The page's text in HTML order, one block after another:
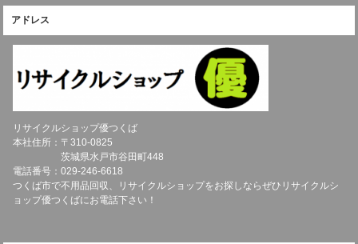
アドレス
リサイクルショップ優つくば
本社住所：〒310-0825
茨城県水戸市谷田町448
電話番号：029-246-6618
つくば市で不用品回収、リサイクルショップをお探しならぜひリサイクルシ
ョップ優つくばにお電話下さい！